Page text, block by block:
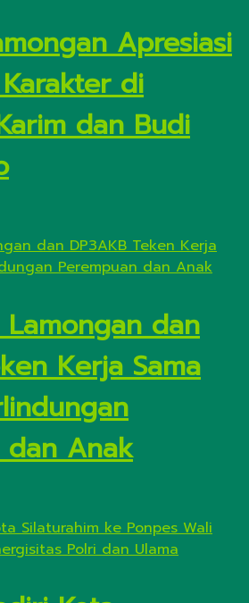
Apresiasi
di
dan Budi
Lamongan dan
Kerja Sama
dan Anak